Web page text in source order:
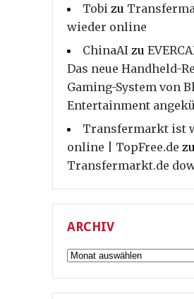
Tobi zu
wieder online
ChinaAI zu
Das neue Handheld-
Gaming-System von
Entertainment
Transfermarkt ist
online | TopFree.de zu
Transfermarkt.de
ARCHIV
Archiv